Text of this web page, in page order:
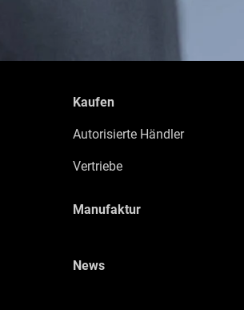
Kaufen
Autorisierte Händler
Vertriebe
Manufaktur
News